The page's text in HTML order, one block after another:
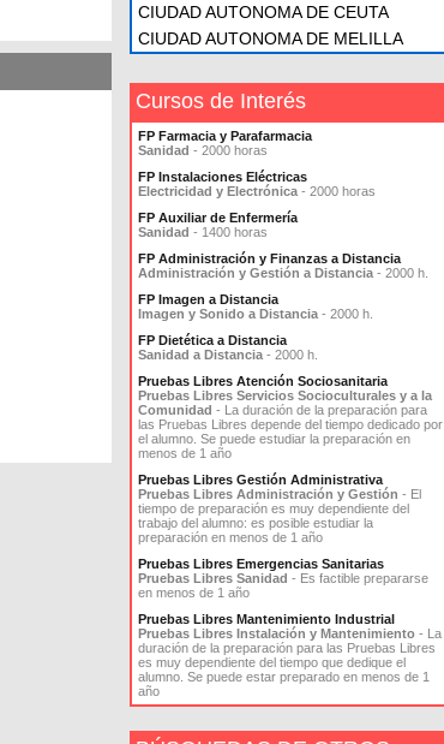
CIUDAD AUTONOMA DE CEUTA
CIUDAD AUTONOMA DE MELILLA
Cursos de Interés
FP Farmacia y Parafarmacia
Sanidad - 2000 horas
FP Instalaciones Eléctricas
Electricidad y Electrónica - 2000 horas
FP Auxiliar de Enfermería
Sanidad - 1400 horas
FP Administración y Finanzas a Distancia
Administración y Gestión a Distancia - 2000 h.
FP Imagen a Distancia
Imagen y Sonido a Distancia - 2000 h.
FP Dietética a Distancia
Sanidad a Distancia - 2000 h.
Pruebas Libres Atención Sociosanitaria
Pruebas Libres Servicios Socioculturales y a la
Comunidad - La duración de la preparación para
las Pruebas Libres depende del tiempo dedicado por
el alumno. Se puede estudiar la preparación en
menos de 1 año
Pruebas Libres Gestión Administrativa
Pruebas Libres Administración y Gestión - El
tiempo de preparación es muy dependiente del
trabajo del alumno: es posible estudiar la
preparación en menos de 1 año
Pruebas Libres Emergencias Sanitarias
Pruebas Libres Sanidad - Es factible prepararse
en menos de 1 año
Pruebas Libres Mantenimiento Industrial
Pruebas Libres Instalación y Mantenimiento - La
duración de la preparación para las Pruebas Libres
es muy dependiente del tiempo que dedique el
alumno. Se puede estar preparado en menos de 1
año